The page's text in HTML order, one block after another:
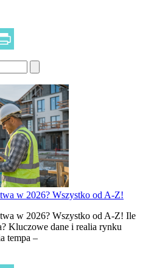
w 2026? Wszystko od A-Z!
w 2026? Wszystko od A-Z! Ile
Kluczowe dane i realia rynku
tempa –